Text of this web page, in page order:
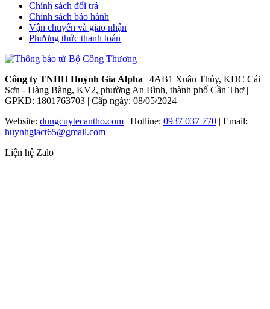
Chính sách đổi trả
Chính sách bảo hành
Vận chuyển và giao nhận
Phương thức thanh toán
Công ty TNHH Huỳnh Gia Alpha | 4AB1 Xuân Thủy, KDC Cái
Sơn - Hàng Bàng, KV2, phường An Bình, thành phố Cần Thơ |
GPKD: 1801763703 | Cấp ngày: 08/05/2024
Website: dungcuytecantho.com | Hotline: 0937 037 770 | Email:
huynhgiact65@gmail.com
Liện hệ Zalo